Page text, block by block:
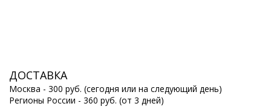
ДОСТАВКА
Москва - 300 руб. (сегодня или на следующий день)
Регионы России - 360 руб. (от 3 дней)